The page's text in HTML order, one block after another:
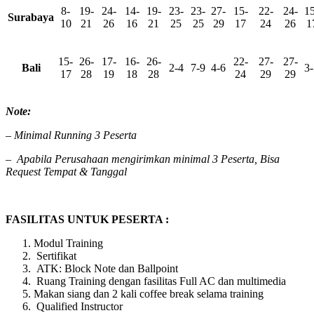
Surabaya
8-
10
19-
21
24-
26
14-
16
19-
21
23-
25
23-
25
27-
29
15-
17
22-
24
24-
26
Bali
15-
17
26-
28
17-
19
16-
18
26-
28
2-4 7-9 4-6
22-
24
27-
29
27-
29
Note:
– Minimal Running 3 Peserta
– Apabila Perusahaan mengirimkan minimal 3 Peserta, Bisa
Request Tempat & Tanggal
FASILITAS UNTUK PESERTA :
Modul Training
Sertifikat
ATK: Block Note dan Ballpoint
Ruang Training dengan fasilitas Full AC dan multimedia
Makan siang dan 2 kali coffee break selama training
Qualified Instructor